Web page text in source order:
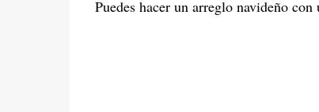
Puedes hacer un arreglo navideño